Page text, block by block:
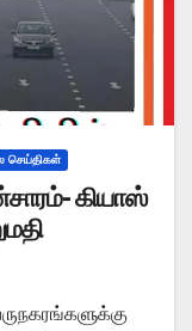
செய்திகள்
கியாஸ்